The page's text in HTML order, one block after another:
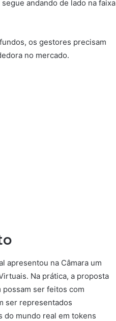
andando de lado na faixa
os gestores precisam
no mercado.
apresentou na Câmara um
Na prática, a proposta
ser feitos com
ser representados
do mundo real em tokens